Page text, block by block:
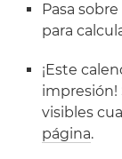
Pasa
para
¡Este
impresión!
visibles
página.